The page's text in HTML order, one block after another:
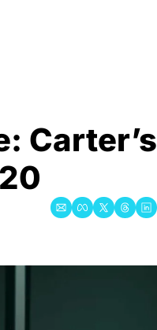
Carter’s